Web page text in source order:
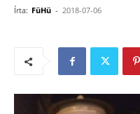
Írta: FüHü - 2018-07-06